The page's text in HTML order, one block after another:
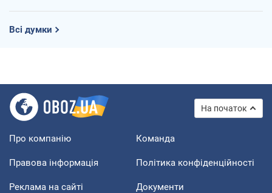
Всі думки
На початок
Про компанію Команда
Правова інформація Політика конфіденційності
Реклама на сайті Документи